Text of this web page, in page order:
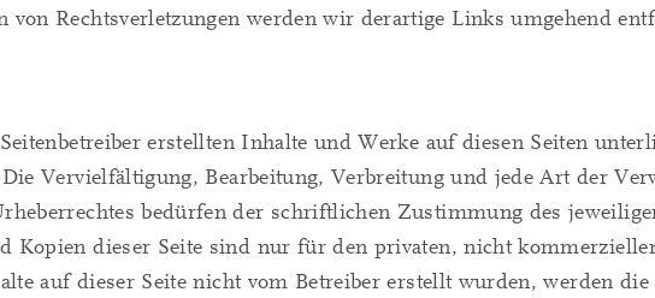
von Rechtsverletzungen werden wir derartige Links umgehend
erstellten Inhalte und Werke auf diesen Seiten
Vervielfältigung, Bearbeitung, Verbreitung und jede Art der
bedürfen der schriftlichen Zustimmung des
Kopien dieser Seite sind nur für den privaten, nicht
auf dieser Seite nicht vom Betreiber erstellt wurden, werden